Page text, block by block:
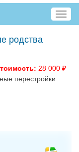
T
o
e
родства
28 000 ₽
перестройки